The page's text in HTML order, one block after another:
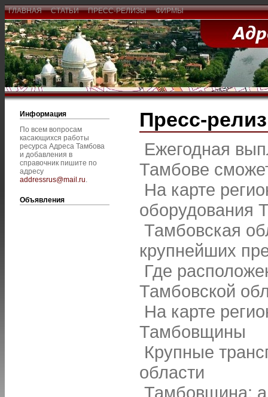
ГЛАВНАЯ СТАТЬИ ПРЕСС-РЕЛИЗЫ ФИРМЫ
Информация
По всем вопросам
касающихся работы
ресурса Адреса Тамбова
и добавления в
справочник пишите по
адресу
addressrus@mail.ru.
Объявления
Пресс-
Ежегодная
Тамбове
На карте
оборудования
Тамбовская
крупнейших
Где
Тамбовской
На карте
Тамбовщины
Крупные
области
Тамбовщина: